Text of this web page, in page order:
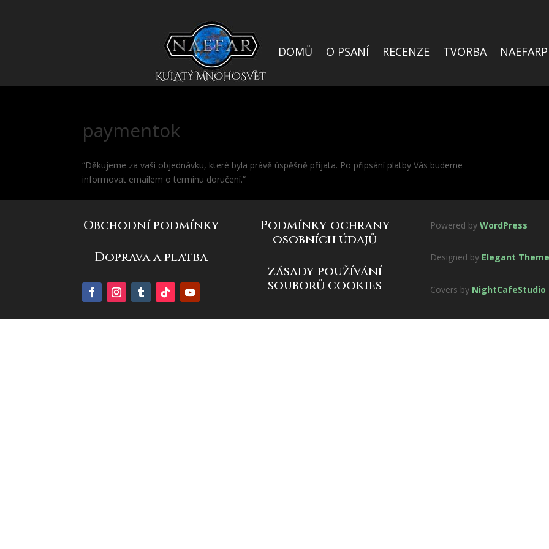
DOMŮ O PSANÍ RECENZE TVORBA
paymentok
“Děkujeme za vaši objednávku, které byla právě úspěšně přijata. Po připsání platby Vás budeme
informovat emailem o termínu doručení.“
Obchodní podmínky
Doprava a platba
Podmínky ochrany
osobních údajů
zásady používání
souborů cookies
Powered by WordPress
Designed by Elegant
Covers by NightCafeStudio